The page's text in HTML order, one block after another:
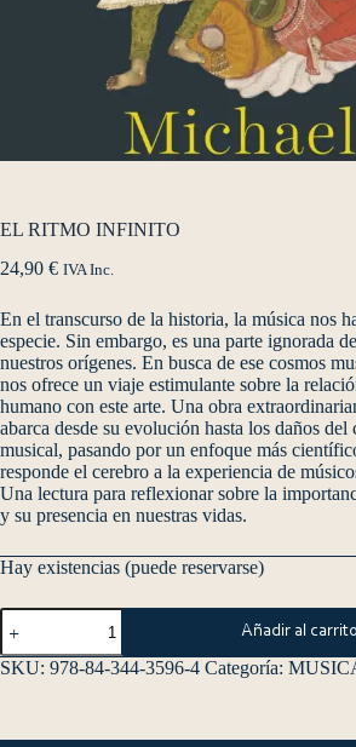
EL RITMO INFINITO
24,90 € IVA Inc.
En el transcurso de la historia, la música nos
especie. Sin embargo, es una parte ignorada
nuestros orígenes. En busca de ese cosmos
nos ofrece un viaje estimulante sobre la
humano con este arte. Una obra
abarca desde su evolución hasta los daños
musical, pasando por un enfoque más
responde el cerebro a la experiencia de
Una lectura para reflexionar sobre la
y su presencia en nuestras vidas.
Hay existencias (puede reservarse)
Añadir al carrito
SKU: 978-84-344-3596-4 Categoría: